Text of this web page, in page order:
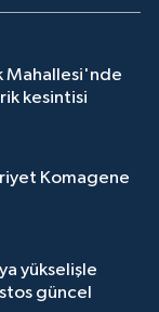
Mahallesi'nde
kesintisi
Komagene
yükselişle
güncel